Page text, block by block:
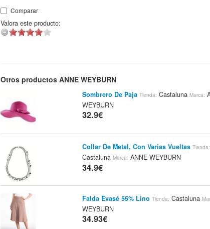
Comparar
Valora este producto:
Otros productos ANNE WEYBURN
Sombrero De Paja Tienda: CastalunaMarca:
WEYBURN
32.9€
Collar De Metal, Con Varias Vueltas Tienda:
CastalunaMarca: ANNE WEYBURN
34.9€
Falda Evasé 55% Lino Tienda: Castaluna
WEYBURN
34.93€